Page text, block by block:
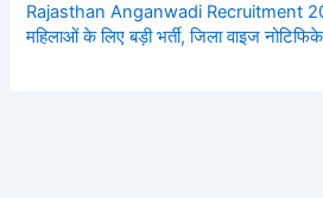
Rajasthan Anganwadi Recruitment
महिलाओं के लिए बड़ी भर्ती, जिला वाइज